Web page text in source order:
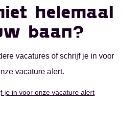
helemaal
baan?
vacatures of schrijf je in voor
vacature alert.
je in voor onze vacature alert